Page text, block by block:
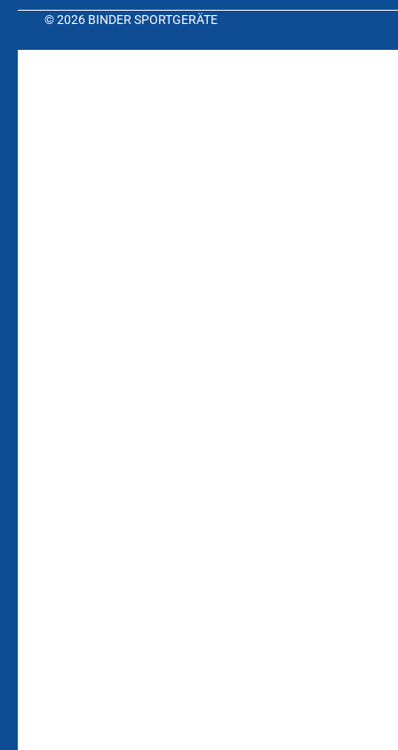
© 2026 BINDER SPORTGERÄTE